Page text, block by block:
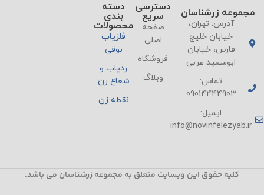
مجموعه زرشناسان
آدرس: تهران،
خیابان خلیج
فارس، خیابان
ابوسعید غربی
تماس:
09014444903
ایمیل:
info@novinfelezyab.ir
دسترسی
سریع
صفحه
اصلی
فروشگاه
وبلاگ
دسته
بندی
محصولات
فلزیاب
بوقی
ردیاب و
شعاع زن
نقطه زن
کلیه حقوق این وبسایت متعلق به مجموعه زرشناسان می باشد.